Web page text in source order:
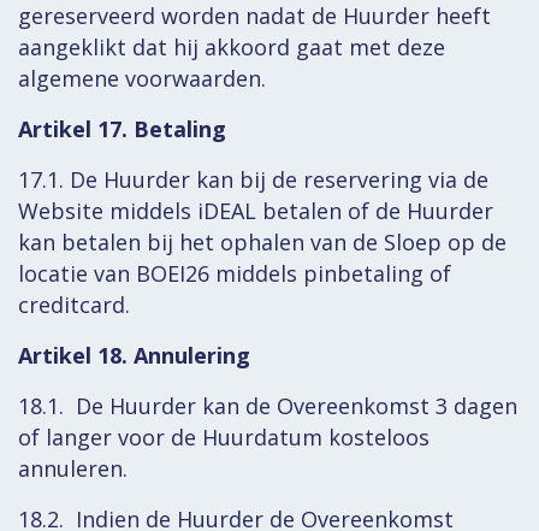
gereserveerd worden nadat de Huurder heeft
aangeklikt dat hij akkoord gaat met deze
algemene voorwaarden.
Artikel 17. Betaling
17.1. De Huurder kan bij de reservering via de
Website middels iDEAL betalen of de Huurder
kan betalen bij het ophalen van de Sloep op de
locatie van BOEI26 middels pinbetaling of
creditcard.
Artikel 18. Annulering
18.1. De Huurder kan de Overeenkomst 3 dagen
of langer voor de Huurdatum kosteloos
annuleren.
18.2. Indien de Huurder de Overeenkomst